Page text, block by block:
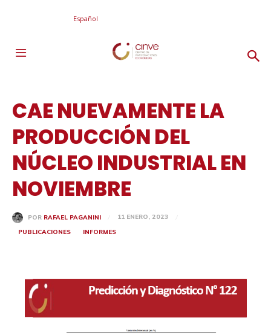
Español
CAE NUEVAMENTE LA
PRODUCCIÓN DEL
NÚCLEO INDUSTRIAL EN
NOVIEMBRE
POR RAFAEL PAGANINI
11 ENERO, 2023
PUBLICACIONES
INFORMES